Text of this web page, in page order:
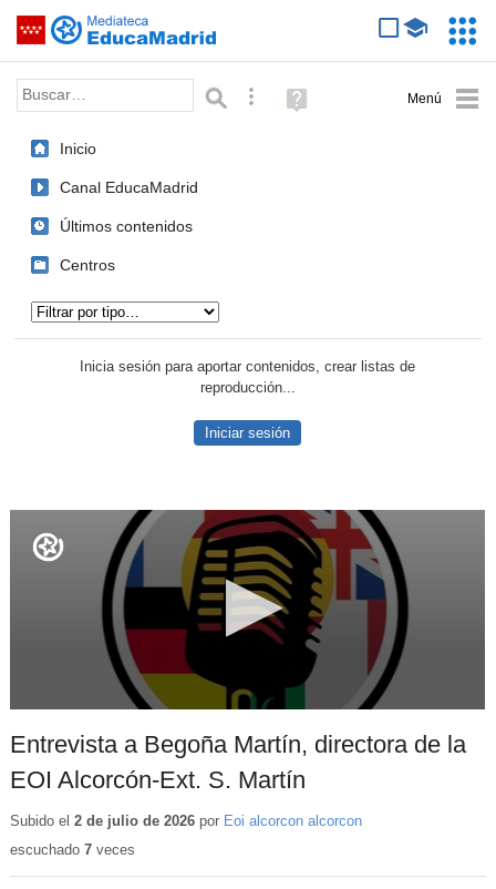
Saltar navegación
Palabra o frase: Búsqueda avanzada
Ayuda
(en
Inicio
Canal EducaMadrid
Últimos contenidos
Centros
Inicia sesión para aportar contenidos, crear listas de
reproducción...
Iniciar sesión
Entrevista a Begoña Martín, directora de la
EOI Alcorcón-Ext. S. Martín
Subido el 2 de julio de 2026por Eoi alcorcon alcorcon
escuchado 7veces